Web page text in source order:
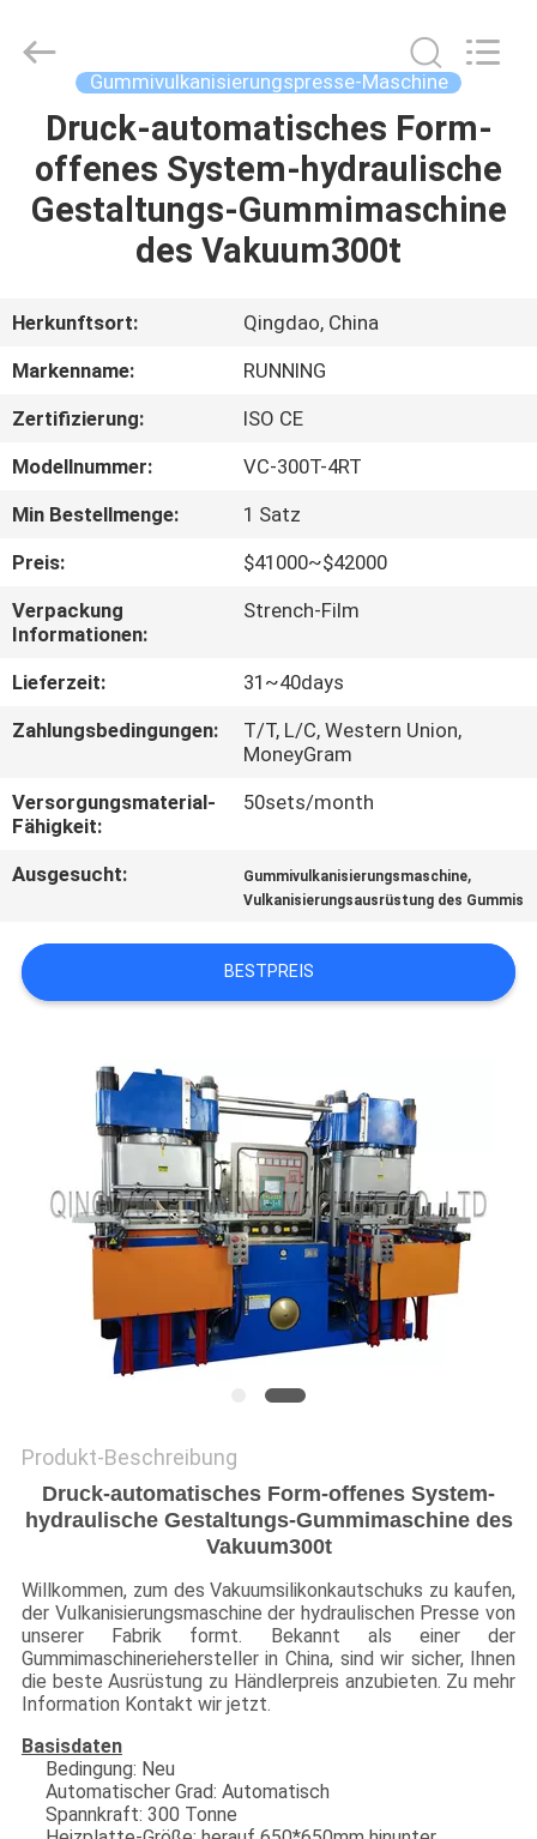
HAUS
PRODUKTE
UNS
AUSFLUG
QUALITÄTSKONTROLLE
TRETEN
SIE
MIT
UNS
VERBINDUNG
NACHRICHTEN
FÄLLE
PRIVACY
POLICY
CO.,LTD.
Gummivulkanisierungspresse-Maschine
Druck-automatisches Form-
offenes System-hydraulische
Gestaltungs-Gummimaschine
des Vakuum300t
Herkunftsort:
Qingdao, China
Markenname:
RUNNING
Zertifizierung:
ISO CE
Modellnummer:
VC-300T-4RT
Min Bestellmenge:
1 Satz
Preis:
$41000~$42000
Verpackung
Informationen:
Strench-Film
Lieferzeit:
31~40days
Zahlungsbedingungen:
T/T, L/C, Western Union,
MoneyGram
Versorgungsmaterial-
Fähigkeit:
50sets/month
Ausgesucht: Gummivulkanisierungsmaschine,
Vulkanisierungsausrüstung des Gummis
BESTPREIS
Produkt-Beschreibung
Druck-automatisches Form-offenes System-
hydraulische Gestaltungs-Gummimaschine des
Vakuum300t
Willkommen, zum des Vakuumsilikonkautschuks zu kaufen,
der Vulkanisierungsmaschine der hydraulischen Presse von
unserer Fabrik formt. Bekannt als einer der
Gummimaschineriehersteller in China, sind wir sicher, Ihnen
die beste Ausrüstung zu Händlerpreis anzubieten. Zu mehr
Information Kontakt wir jetzt.
Basisdaten
Bedingung: Neu
Automatischer Grad: Automatisch
Spannkraft: 300 Tonne